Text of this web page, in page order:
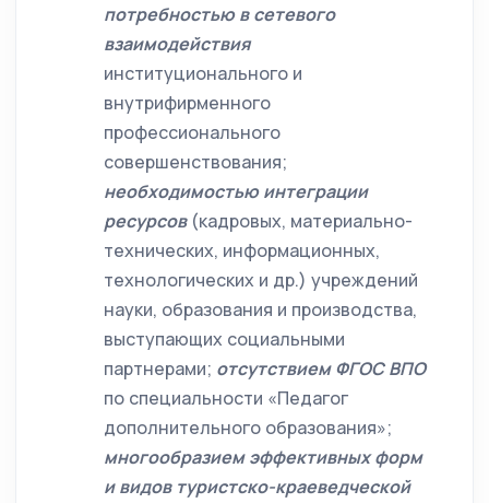
потребностью в сетевого
взаимодействия
институционального и
внутрифирменного
профессионального
совершенствования;
необходимостью интеграции
ресурсов (кадровых, материально-
технических, информационных,
технологических и др.) учреждений
науки, образования и производства,
выступающих социальными
партнерами; отсутствием ФГОС ВПО
по специальности «Педагог
дополнительного образования»;
многообразием эффективных форм
и видов туристско-краеведческой